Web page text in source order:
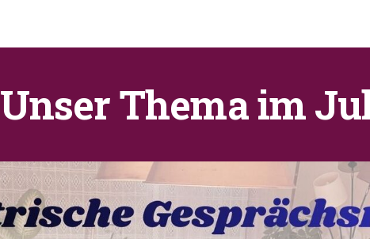
Unser Thema im